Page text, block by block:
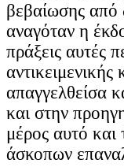
βεβαίωσης από
αναγόταν η
πράξεις αυτές
απαγγελθείσα
και στην
μέρος αυτό
άσκοπων